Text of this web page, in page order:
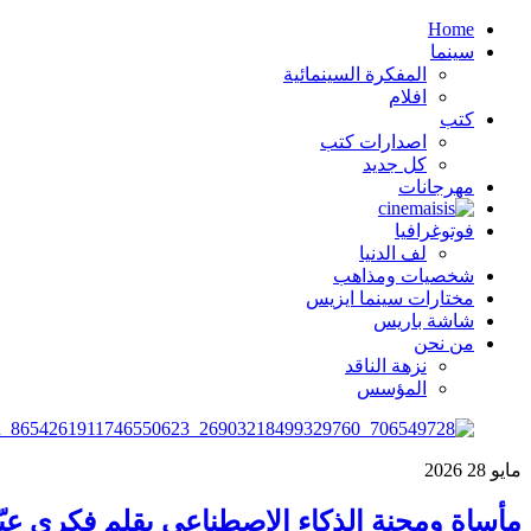
Home
سينما
المفكرة السينمائية
افلام
كتب
اصدارات كتب
كل جديد
مهرجانات
فوتوغرافيا
لف الدنيا
شخصيات ومذاهب
مختارات سينما ايزيس
شاشة باريس
من نحن
نزهة الناقد
المؤسس
مايو 28
2026
مأساة ومحنة الذكاء الإصطناعي بقلم فكري